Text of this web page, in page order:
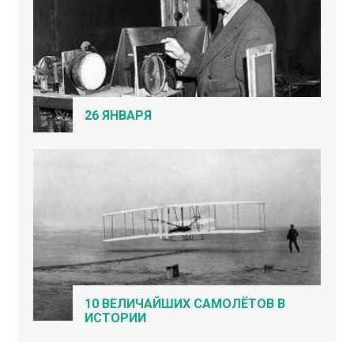
26 ЯНВАРЯ
10 ВЕЛИЧАЙШИХ САМОЛЁТОВ В
ИСТОРИИ